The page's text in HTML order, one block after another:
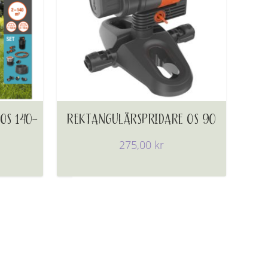
140- REKTANGULÄRSPRIDARE OS 90
275,00 kr